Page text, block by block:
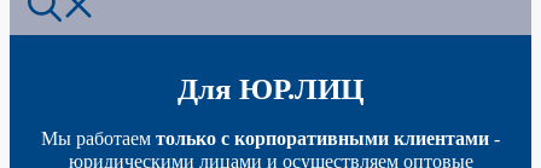
Для ЮР.ЛИЦ
Мы работаем только с корпоративными клиентами -
юридическими лицами и осуществляем оптовые